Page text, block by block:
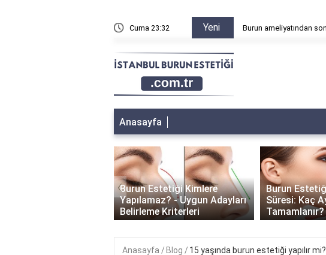
Cuma 23:32 Yeni Burun ameliyatından
Anasayfa
Burun Estetiği Kimlere
Yapılamaz? - Uygun Adayları
Belirleme Kriterleri
Burun
Süresi: Kaç
Tamamlanır?
‹
Anasayfa Blog 15 yaşında burun estetiği yapılır mi?